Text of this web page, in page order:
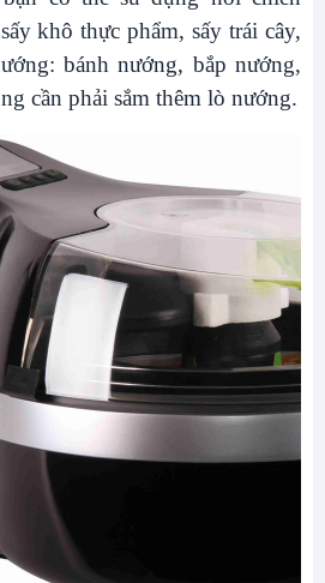
khô thực phẩm, sấy trái cây,
bánh nướng, bắp nướng,
cần phải sắm thêm lò nướng.